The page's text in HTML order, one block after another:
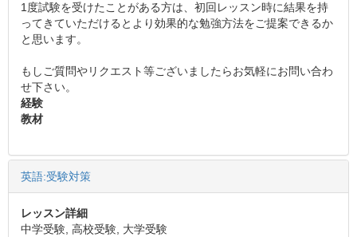
1度試験を受けたことがある方は、初回レッスン時に結果を持
ってきていただけるとより効果的な勉強方法をご提案できるか
と思います。
もしご質問やリクエスト等ございましたらお気軽にお問い合わ
せ下さい。
経験
教材
英語:受験対策
レッスン詳細
中学受験, 高校受験, 大学受験